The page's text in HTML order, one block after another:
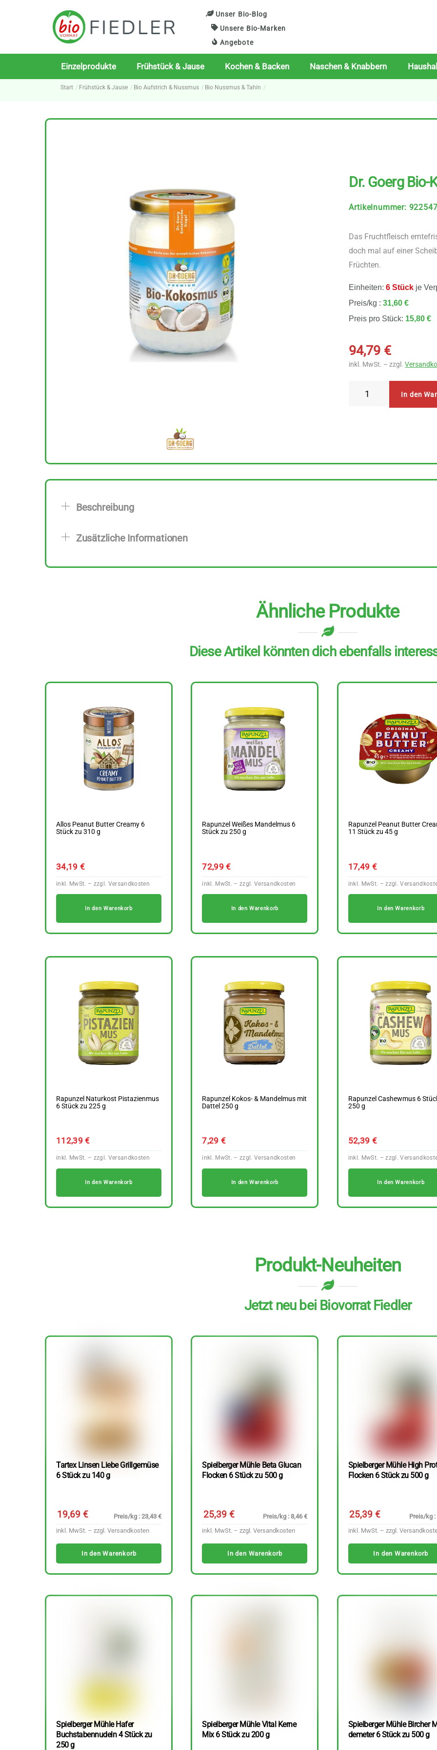
Unser Bio-Blog
Unsere Bio-Marken
Angebote
Einzelprodukte Frühstück & Jause Kochen & Backen Naschen & Knabbern
Start Frühstück & Jause Bio Aufstrich & Nussmus Bio Nussmus & Tahin
Dr. Goerg
Artikelnummer:
Das Fruchtfleisch
doch mal auf einer
Früchten.
Einheiten:6 Stück je
Preis/kg :31,60 €
Preis pro Stück: 15,80 €
94,79 €
inkl. MwSt. – zzgl.
In den
Beschreibung
Zusätzliche Informationen
Ähnliche Produkte
Diese Artikel könnten dich ebenfalls
Allos Peanut Butter Creamy 6
Stück zu 310 g
34,19€
In den Warenkorb
Rapunzel Weißes Mandelmus 6
Stück zu 250 g
72,99€
In den Warenkorb
Rapunzel Peanut Butter
11 Stück zu 45 g
17,49 €
In den Warenkorb
Rapunzel Naturkost Pistazienmus
6 Stück zu 225 g
112,39€
In den Warenkorb
Rapunzel Kokos- & Mandelmus mit
Dattel 250 g
7,29 €
In den Warenkorb
Rapunzel Cashewmus 6
250 g
52,39 €
In den Warenkorb
Produkt-Neuheiten
Jetzt neu bei Biovorrat Fiedler
Tartex Linsen Liebe Grillgemüse
6 Stück zu 140 g
19,69€
Preis/kg : 23,43 €
inkl. MwSt. – zzgl. Versandkosten
In den Warenkorb
Spielberger Mühle Beta Glucan
Flocken 6 Stück zu 500 g
25,39 €
Preis/kg : 8,46 €
inkl. MwSt. – zzgl.Versandkosten
In den Warenkorb
Spielberger Mühle High
Flocken 6 Stück zu 500 g
25,39 €
Preis/kg :
inkl. MwSt. – zzgl.
In den Warenkorb
Spielberger Mühle Hafer
Buchstabennudeln 4 Stück zu
250 g
Spielberger Mühle Vital Kerne
Mix 6 Stück zu 200 g
Spielberger Mühle Bircher
demeter 6 Stück zu 500 g